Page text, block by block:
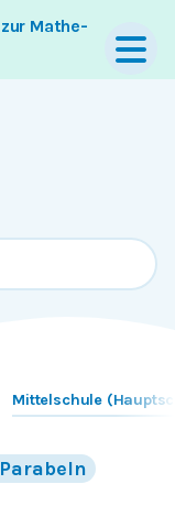
Mathe-
Mittelschule